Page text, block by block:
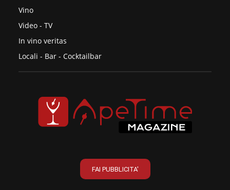
Vino
Video - TV
In vino veritas
Locali - Bar - Cocktailbar
FAI PUBBLICITA'